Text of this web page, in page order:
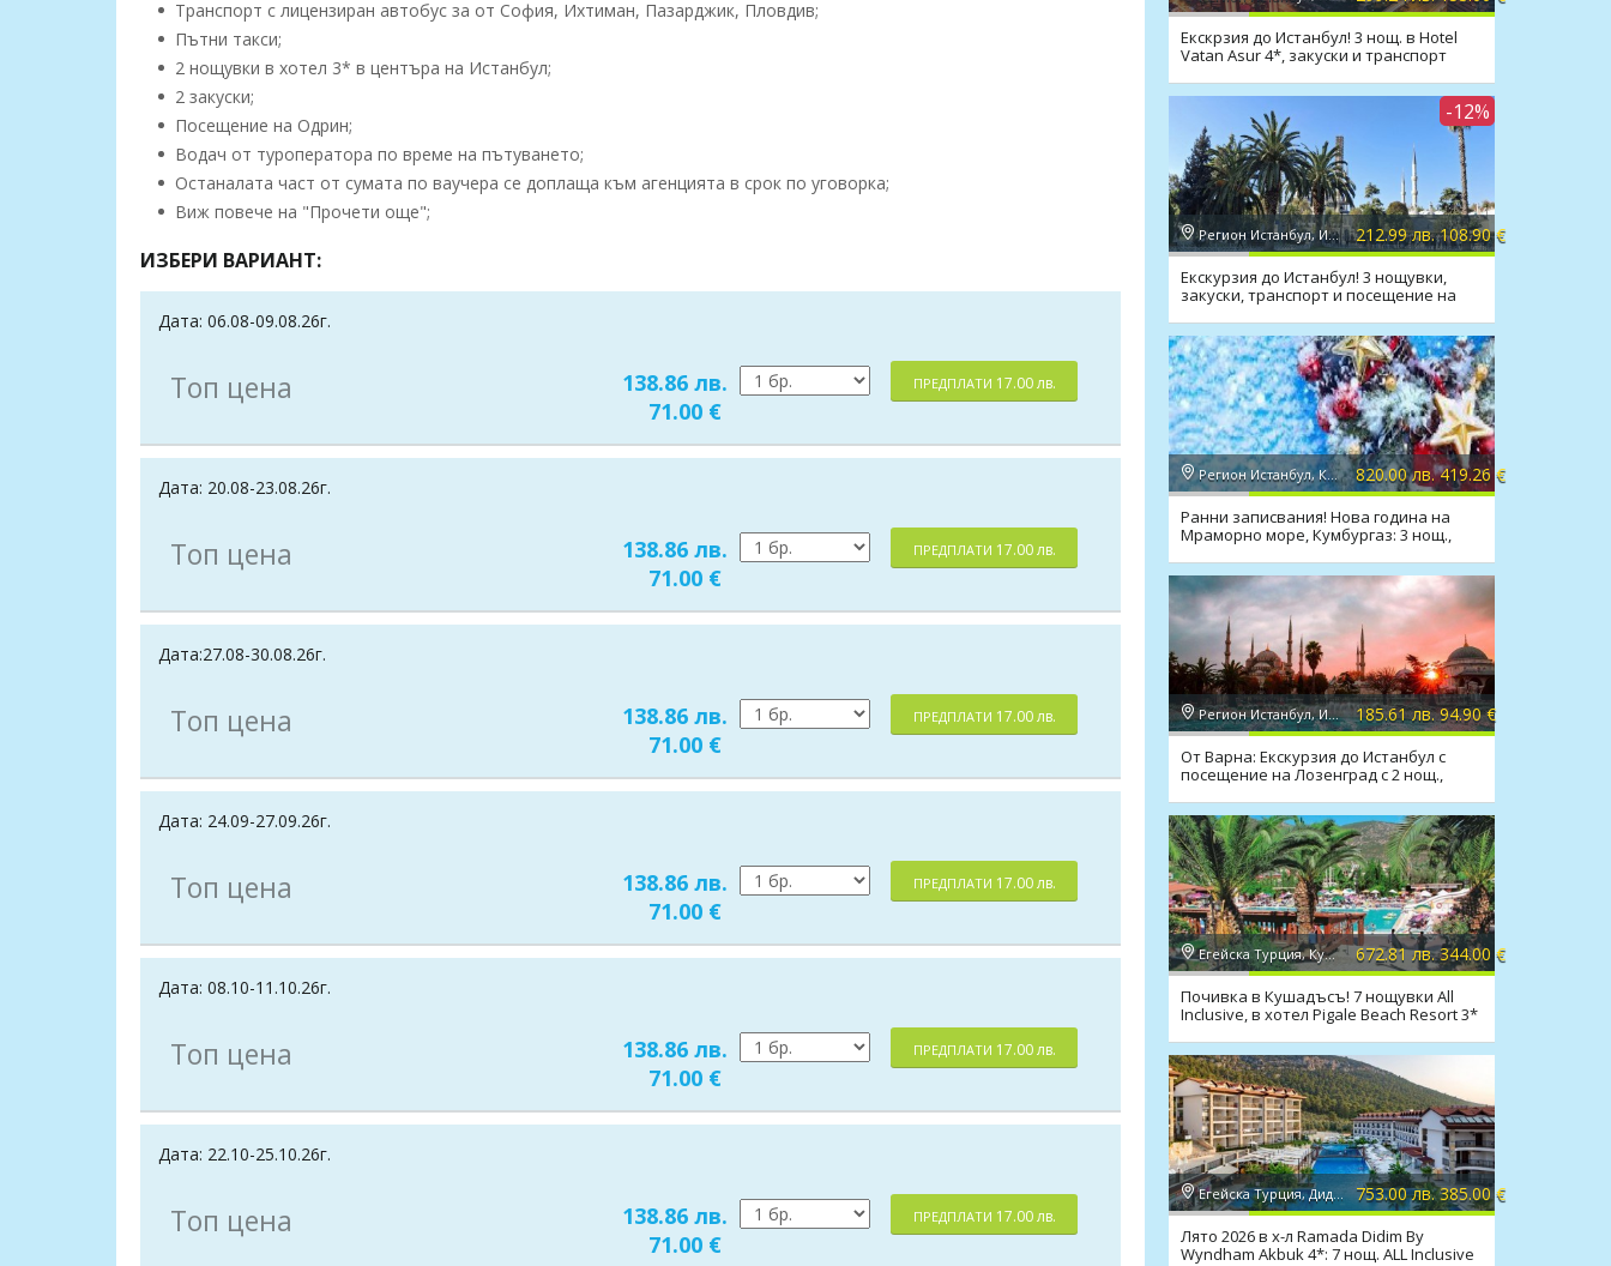
Транспорт с лицензиран автобус за от София, Ихтиман, Пазарджик, Пловдив;
Пътни такси;
2 нощувки в хотел 3* в центъра на Истанбул;
2 закуски;
Посещение на Одрин;
Водач от туроператора по време на пътуването;
Останалата част от сумата по ваучера се доплаща към агенцията в срок по уговорка;
Виж повече на "Прочети още";
ИЗБЕРИ ВАРИАНТ:
Дата: 06.08-09.08.26г.
Топ цена
138.86 лв.
71.00 €
ПРЕДПЛАТИ 17.00 лв.
Дата: 20.08-23.08.26г.
Топ цена
138.86 лв.
71.00 €
ПРЕДПЛАТИ 17.00 лв.
Дата:27.08-30.08.26г.
Топ цена
138.86 лв.
71.00 €
ПРЕДПЛАТИ 17.00 лв.
Дата: 24.09-27.09.26г.
Топ цена
138.86 лв.
71.00 €
ПРЕДПЛАТИ 17.00 лв.
Дата: 08.10-11.10.26г.
Топ цена
138.86 лв.
71.00 €
ПРЕДПЛАТИ 17.00 лв.
Дата: 22.10-25.10.26г.
Топ цена
138.86 лв.
71.00 €
ПРЕДПЛАТИ 17.00 лв.
Екскрзия до Истанбул! 3 нощ. в Hotel
Vatan Asur 4*, закуски и транспорт
-12%
Регион Истанбул, Истанбул 212.99 лв. 108.90 €
Екскурзия до Истанбул! 3 нощувки,
закуски, транспорт и посещение на
Регион Истанбул, Кумбургаз 820.00 лв. 419.26 €
Ранни записвания! Нова година на
Мраморно море, Кумбургаз: 3 нощ.,
Регион Истанбул, Истанбул 185.61 лв. 94.90 €
От Варна: Екскурзия до Истанбул с
посещение на Лозенград с 2 нощ.,
Егейска Турция, Кушадасъ 672.81 лв. 344.00 €
Почивка в Кушадъсъ! 7 нощувки All
Inclusive, в хотел Pigale Beach Resort 3*
Егейска Турция, Дидим 753.00 лв. 385.00 €
Лято 2026 в х-л Ramada Didim By
Wyndham Akbuk 4*: 7 нощ. ALL Inclusive